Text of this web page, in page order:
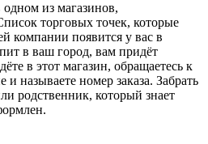
из магазинов,
торговых точек, которые
компании появится у вас в
в ваш город, вам придёт
в этот магазин, обращаетесь к
и называете номер заказа. Забрать
родственник, который знает